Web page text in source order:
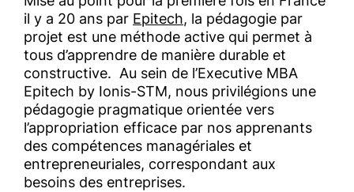
il y a 20 ans par Epitech, la pédagogie par
projet est une méthode active qui permet à
tous d’apprendre de manière durable et
constructive. Au sein de l’Executive MBA
Epitech by Ionis-STM, nous privilégions une
pédagogie pragmatique orientée vers
l’appropriation efficace par nos apprenants
des compétences managériales et
entrepreneuriales, correspondant aux
besoins des entreprises.